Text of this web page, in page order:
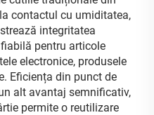
contactul cu umiditatea,
integritatea
pentru articole
electronice, produsele
Eficiența din punct de
alt avantaj semnificativ,
permite o reutilizare